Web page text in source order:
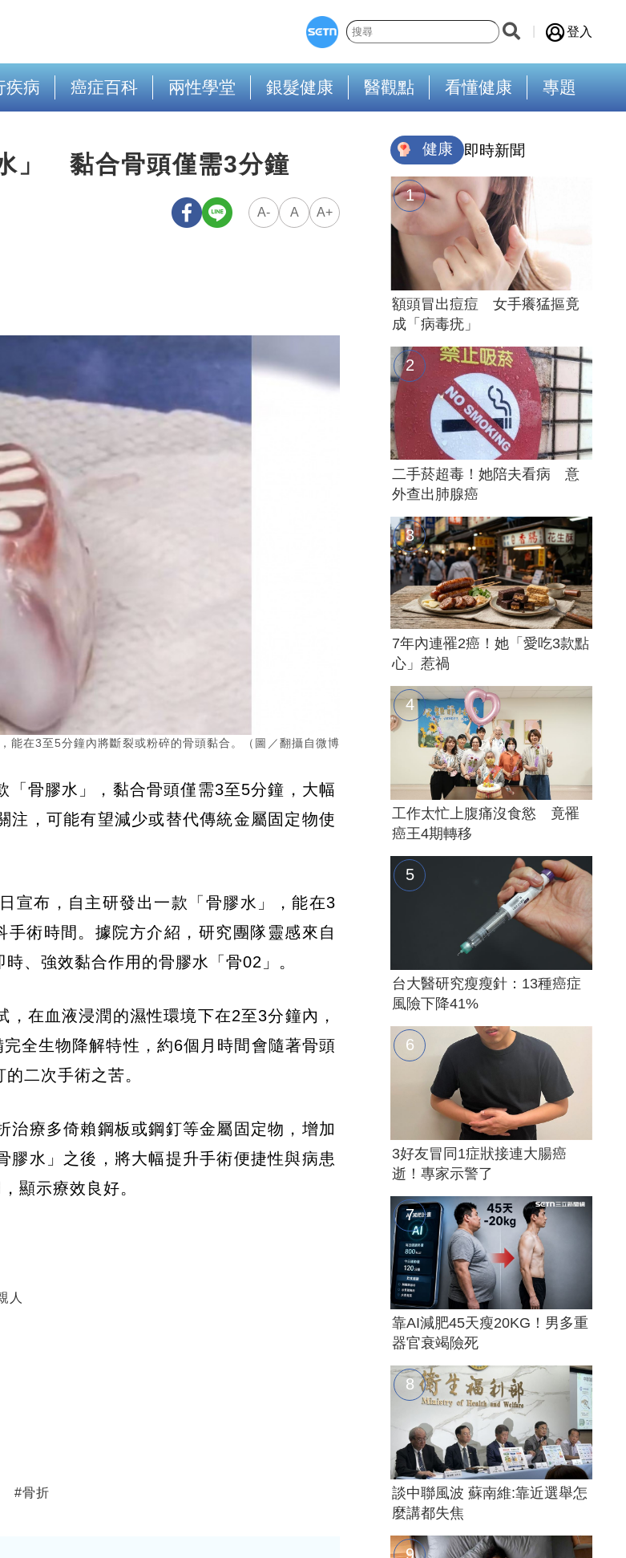
登入
疾病 癌症百科 兩性學堂 銀髮健康 醫觀點 看懂健康 專題
」 黏合骨頭僅需3分鐘
A- A A+
能在3至5分鐘內將斷裂或粉碎的骨頭黏合。（圖／翻攝自微博
骨膠水」，黏合骨頭僅需3至5分鐘，大幅
注，可能有望減少或替代傳統金屬固定物使
宣布，自主研發出一款「骨膠水」，能在3
術時間。據院方介紹，研究團隊靈感來自
、強效黏合作用的骨膠水「骨02」。
在血液浸潤的濕性環境下在2至3分鐘內，
全生物降解特性，約6個月時間會隨著骨頭
二次手術之苦。
治療多倚賴鋼板或鋼釘等金屬固定物，增加
膠水」之後，將大幅提升手術便捷性與病患
顯示療效良好。
人
#骨折
健康 即時新聞
額頭冒出痘痘 女手癢猛摳竟
成「病毒疣」
二手菸超毒！她陪夫看病 意
外查出肺腺癌
7年內連罹2癌！她「愛吃3款點
心」惹禍
工作太忙上腹痛沒食慾 竟罹
癌王4期轉移
台大醫研究瘦瘦針：13種癌症
風險下降41%
3好友冒同1症狀接連大腸癌
逝！專家示警了
靠AI減肥45天瘦20KG！男多重
器官衰竭險死
談中聯風波 蘇南維:靠近選舉怎
麼講都失焦